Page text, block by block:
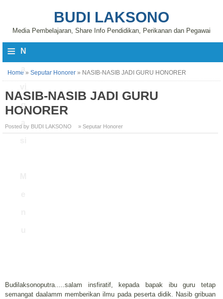
BUDI LAKSONO
Media Pembelajaran, Share Info Pendidikan, Perikanan dan Pegawai
≡ N
g
a
Home » Seputar Honorer » NASIB-NASIB JADI GURU HONORER
NASIB-NASIB JADI GURU
HONORER
Posted by BUDI LAKSONO » Seputar Honorer
Budilaksonoputra.....salam insfiratif, kepada bapak ibu guru tetap
semangat daalamm memberikan ilmu pada peserta didik. Nasib gribuan